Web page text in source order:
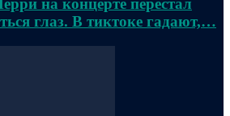
на концерте перестал
глаз. В тиктоке гадают,…